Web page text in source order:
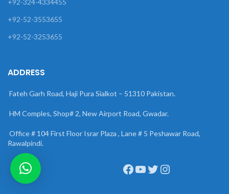
+92-324-4334455
+92-52-3553655
+92-52-3253655
ADDRESS
Fateh Garh Road, Haji Pura Sialkot – 51310 Pakistan.
HM Comples, Shop# 2, New Airport Road, Gwadar.
Office # 104 First Floor Israr Plaza , Lane # 5 Peshawar Road,
Rawalpindi.
Facebook
YouTube
Twitter
Instagram